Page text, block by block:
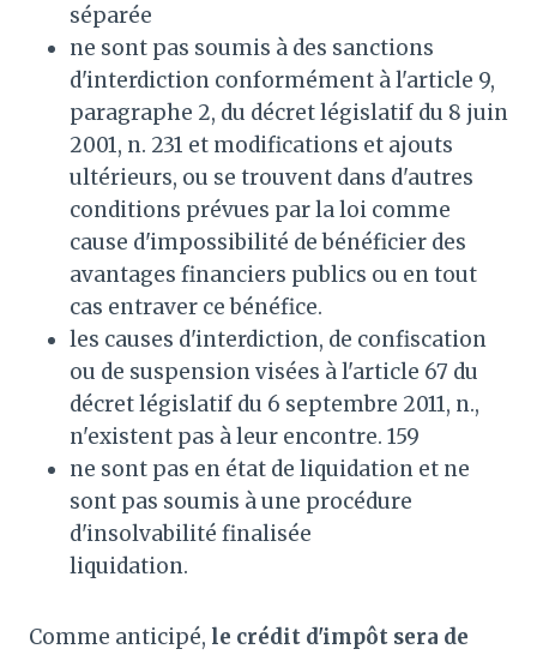
séparée
ne sont pas soumis à des sanctions
d'interdiction conformément à l'article 9,
paragraphe 2, du décret législatif du 8 juin
2001, n. 231 et modifications et ajouts
ultérieurs, ou se trouvent dans d'autres
conditions prévues par la loi comme
cause d'impossibilité de bénéficier des
avantages financiers publics ou en tout
cas entraver ce bénéfice.
les causes d'interdiction, de confiscation
ou de suspension visées à l'article 67 du
décret législatif du 6 septembre 2011, n.,
n'existent pas à leur encontre. 159
ne sont pas en état de liquidation et ne
sont pas soumis à une procédure
d'insolvabilité finalisée
liquidation.
Comme anticipé, le crédit d'impôt sera de